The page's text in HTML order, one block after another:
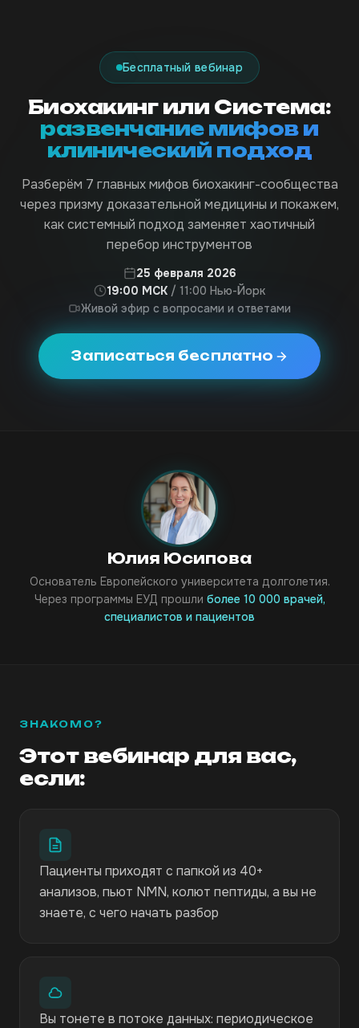
Бесплатный вебинар
Биохакинг или Система:
развенчание мифов и
клинический подход
Разберём 7 главных мифов биохакинг-сообщества
через призму доказательной медицины и покажем,
как системный подход заменяет хаотичный
перебор инструментов
25 февраля 2026
19:00 МСК / 11:00 Нью-Йорк
Живой эфир с вопросами и ответами
Записаться бесплатно
Юлия Юсипова
Основатель Европейского университета долголетия.
Через программы ЕУД прошли более 10 000 врачей,
специалистов и пациентов
ЗНАКОМО?
Этот вебинар для вас,
если:
Пациенты приходят с папкой из 40+
анализов, пьют NMN, колют пептиды, а вы не
знаете, с чего начать разбор
Вы тонете в потоке данных: периодическое